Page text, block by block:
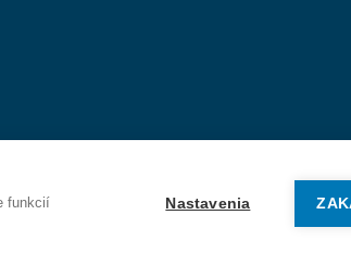
funkcií
Nastavenia
žiadosť o odstúpenie